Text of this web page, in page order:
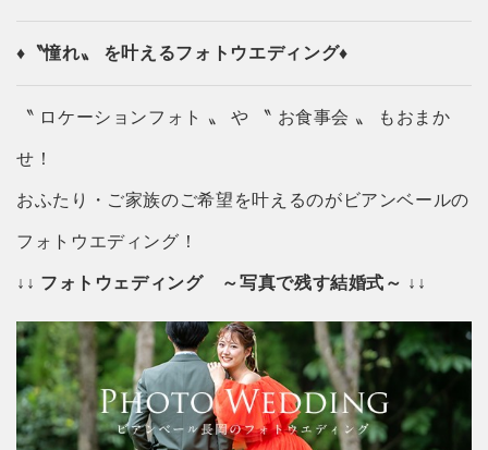
♦〝憧れ〟 を叶えるフォトウエディング♦
〝 ロケーションフォト 〟 や 〝 お食事会 〟 もおまか
せ！
おふたり・ご家族のご希望を叶えるのがビアンベールの
フォトウエディング！
↓↓ フォトウェディング ～写真で残す結婚式～ ↓↓